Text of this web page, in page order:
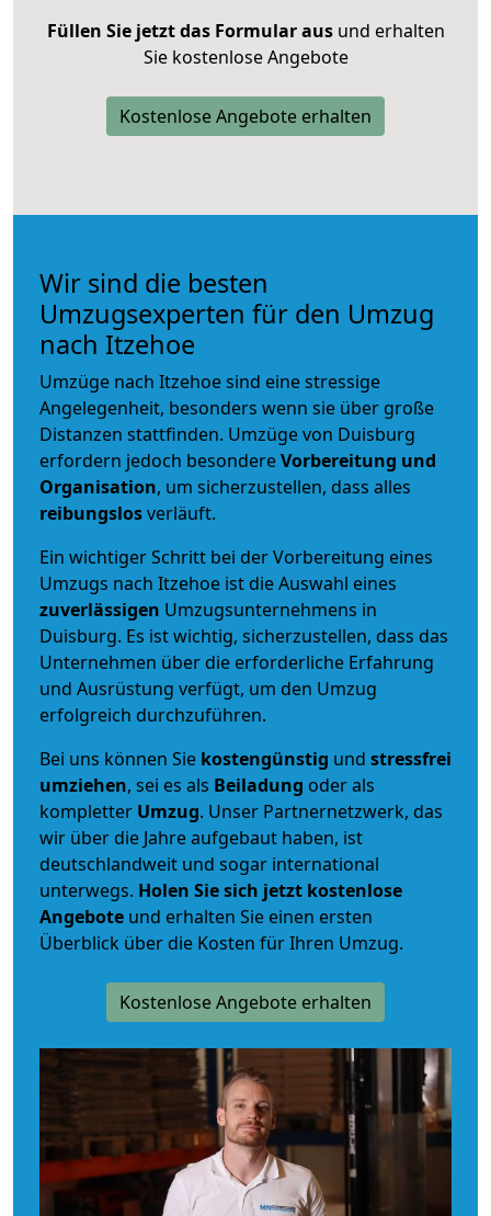
Füllen Sie jetzt das Formular ausund erhalten
Sie kostenlose Angebote
Kostenlose Angebote erhalten
Wir sind die besten
Umzugsexperten für den Umzug
nach Itzehoe
Umzüge nach Itzehoe sind eine stressige
Angelegenheit, besonders wenn sie über große
Distanzen stattfinden. Umzüge von Duisburg
erfordern jedoch besondereVorbereitung und
Organisation, um sicherzustellen, dass alles
reibungslosverläuft.
Ein wichtiger Schritt bei der Vorbereitung eines
Umzugs nach Itzehoe ist die Auswahl eines
zuverlässigen Umzugsunternehmens in
Duisburg. Es ist wichtig, sicherzustellen, dass das
Unternehmen über die erforderliche Erfahrung
und Ausrüstung verfügt, um den Umzug
erfolgreich durchzuführen.
Bei uns können Sie kostengünstig und stressfrei
umziehen, sei es als Beiladung oder als
kompletter Umzug. Unser Partnernetzwerk, das
wir über die Jahre aufgebaut haben, ist
deutschlandweit und sogar international
unterwegs. Holen Sie sich jetzt kostenlose
Angebote und erhalten Sie einen ersten
Überblick über die Kosten für Ihren Umzug.
Kostenlose Angebote erhalten